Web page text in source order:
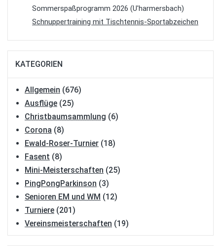
Sommerspaßprogramm 2026 (U'harmersbach)
Schnuppertraining mit Tischtennis-Sportabzeichen
KATEGORIEN
Allgemein (676)
Ausflüge (25)
Christbaumsammlung (6)
Corona (8)
Ewald-Roser-Turnier (18)
Fasent (8)
Mini-Meisterschaften (25)
PingPongParkinson (3)
Senioren EM und WM (12)
Turniere (201)
Vereinsmeisterschaften (19)